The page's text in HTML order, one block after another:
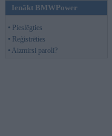
Ienākt BMWPower
• Pieslēgties
• Reģistrēties
• Aizmirsi paroli?